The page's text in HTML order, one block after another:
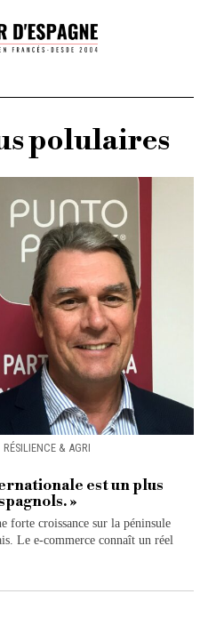
polulaires
RÉSILIENCE & AGRI
est un plus
»
forte croissance sur la péninsule
Le e-commerce connaît un réel